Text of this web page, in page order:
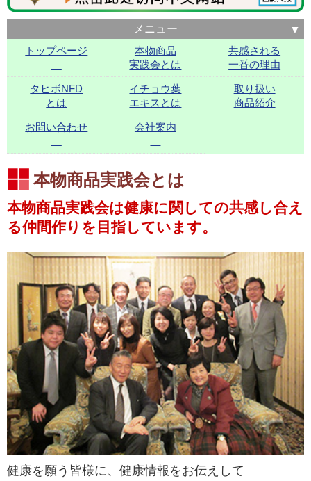
メニュー
トップページ
本物商品
実践会とは
共感される
一番の理由
タヒボNFD
とは
イチョウ葉
エキスとは
取り扱い
商品紹介
お問い合わせ 会社案内
本物商品実践会とは
本物商品実践会は健康に関しての共感し合え
る仲間作りを目指しています。
健康を願う皆様に、健康情報をお伝えして